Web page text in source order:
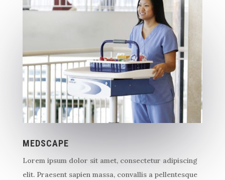
MEDSCAPE
Lorem ipsum dolor sit amet, consectetur adipiscing
elit. Praesent sapien massa, convallis a pellentesque